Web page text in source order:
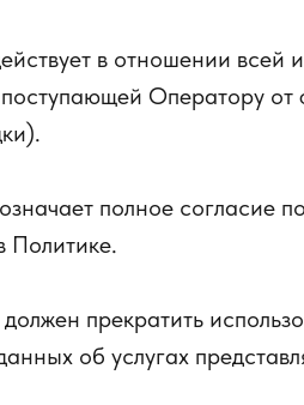
в отношении
Оператору от
полное согласие
Политике.
прекратить
об услугах